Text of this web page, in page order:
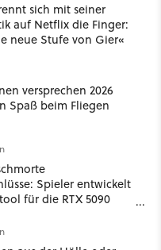
sich mit seiner
auf Netflix die Finger:
neue Stufe von Gier«
versprechen 2026
Spaß beim Fliegen
Spieler entwickelt
für die RTX 5090